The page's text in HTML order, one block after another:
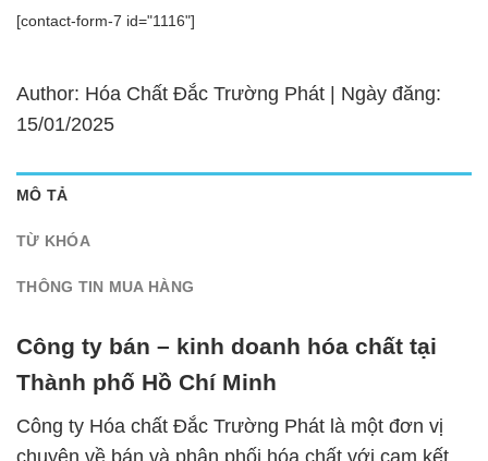
[contact-form-7 id="1116"]
Author: Hóa Chất Đắc Trường Phát | Ngày đăng:
15/01/2025
MÔ TẢ
TỪ KHÓA
THÔNG TIN MUA HÀNG
Công ty bán – kinh doanh hóa chất tại
Thành phố Hồ Chí Minh
Công ty Hóa chất Đắc Trường Phát là một đơn vị